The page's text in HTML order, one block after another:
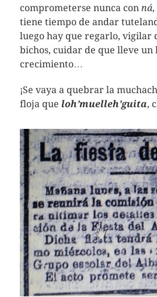
comprometerse nunca con ná,
tiene tiempo de andar
luego hay que regarlo, vigilar
bichos, cuidar de que lleve un
crecimiento…
¡Se vaya a quebrar la
floja que loh’muelleh’guita,